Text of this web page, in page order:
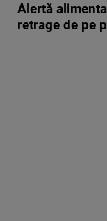
Alertă
retrage de pe